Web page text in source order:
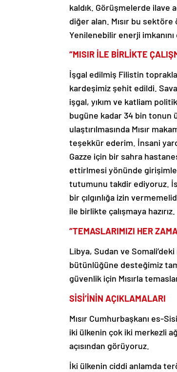
kaldık. Görüşmelerde ilave
diğer alan. Mısır bu sektöre
Yenilenebilir enerji
“MISIR İLE BİRLİKTE
İşgal edilmiş Filistin
kardeşimiz şehit edildi.
işgal, yıkım ve katliam
bugüne kadar 34 bin tonun
ulaştırılmasında Mısır
teşekkür ederim. İnsani
Gazze için bir sahra
ettirlmesi yönünde
tutumunu takdir ediyoruz.
bir çılgınlığa izin
ile birlikte çalışmaya hazırız.
“TEMASLARIMIZI HER
Libya, Sudan ve
bütünlüğüne desteğimiz
güvenlik için Mısırla
SİSİ’İNİN AÇIKLAMALARI
Mısır Cumhurbaşkanı es-
iki ülkenin çok iki merkezli
açısından görüyoruz.
İki ülkenin ciddi anlamda